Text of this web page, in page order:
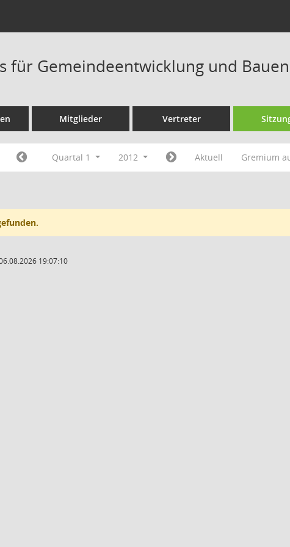
für Gemeindeentwicklung und
Mitglieder Vertreter
Quartal 1 2012 Aktuell Gremium
19:07:10